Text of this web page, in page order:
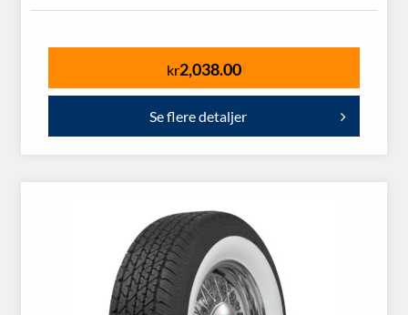
kr2,038.00
Se flere detaljer